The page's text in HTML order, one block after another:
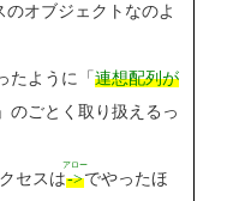
のオブジェクトなのよ
たように「連想配列が
のごとく取り扱えるっ
セスは->
アロー
でやったほ